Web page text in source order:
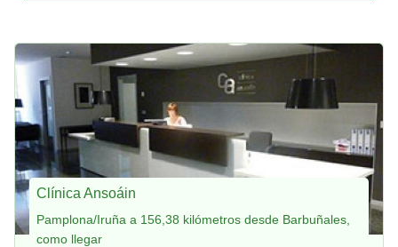
Clínica Ansoáin
Pamplona/Iruña a 156,38 kilómetros desde Barbuñales,
como llegar